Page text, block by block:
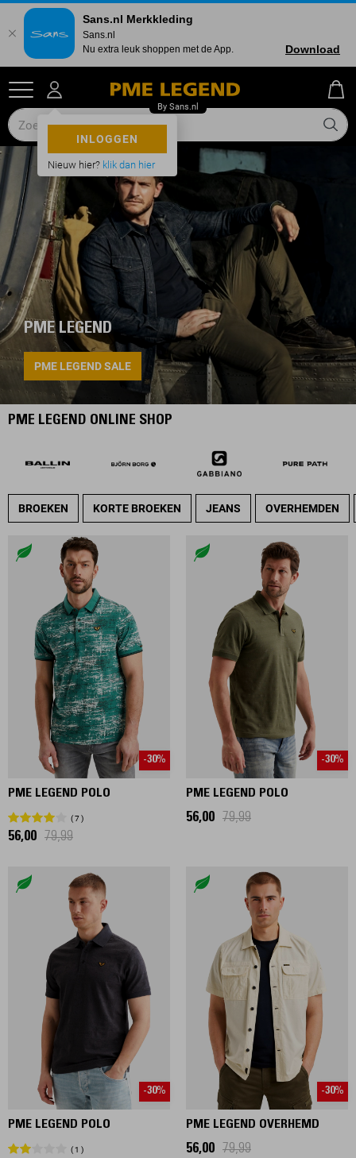
INLOGGEN
Nieuw hier? klik dan hier
PME LEGEND
PME LEGEND SALE
PME LEGEND ONLINE SHOP
BROEKEN KORTE BROEKEN JEANS OVERHEMDEN
-30%
PME LEGEND POLO
7
56,00 79,99
-30%
PME LEGEND POLO
56,00 79,99
-30%
PME LEGEND POLO
1
-30%
PME LEGEND OVERHEMD
56,00 79,99
Sans.nl Merkkleding
Sans.nl
Nu extra leuk shoppen met de App.
Download